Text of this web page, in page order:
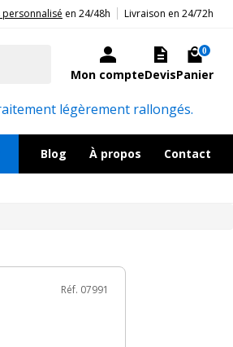
des professionnels et acteurs publics.
personnalisé en 24/48h Livraison en 24/72h
Mon compteDevisPanier
0
légèrement rallongés.
Blog À propos Contact
Réf. 07991